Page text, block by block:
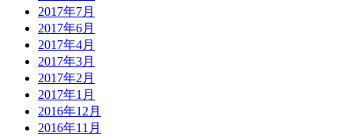
2017年7月
2017年6月
2017年4月
2017年3月
2017年2月
2017年1月
2016年12月
2016年11月